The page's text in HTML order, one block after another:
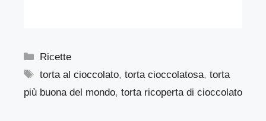
Categorie
Ricette
Tag
torta al cioccolato,torta cioccolatosa,torta
più buona del mondo, torta ricoperta di cioccolato